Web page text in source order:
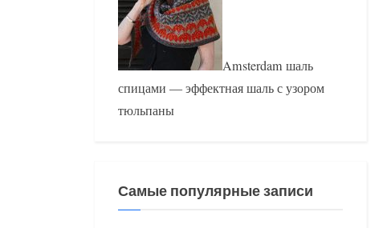
Amsterdam шаль
спицами — эффектная шаль с узором
тюльпаны
Самые популярные записи